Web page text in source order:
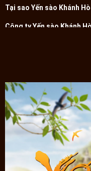
Tại sao Yến sào Khánh
Công ty Yến sào Khánh
sào, số lượng các hang
được hấp thu các
ngàn năm bởi thế thành
vitamin trong tổ yến
yến khác.